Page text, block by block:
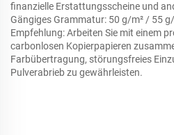
finanzielle Erstattungsscheine und
Gängiges Grammatur: 50 g/m² / 55
Empfehlung: Arbeiten Sie mit einem
carbonlosen Kopierpapieren
Farbübertragung, störungsfreies
Pulverabrieb zu gewährleisten.